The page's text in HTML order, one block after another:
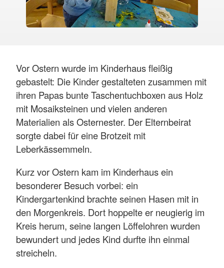
Vor Ostern wurde im Kinderhaus fleißig
gebastelt: Die Kinder gestalteten zusammen mit
ihren Papas bunte Taschentuchboxen aus Holz
mit Mosaiksteinen und vielen anderen
Materialien als Osternester. Der Elternbeirat
sorgte dabei für eine Brotzeit mit
Leberkässemmeln.
Kurz vor Ostern kam im Kinderhaus ein
besonderer Besuch vorbei: ein
Kindergartenkind brachte seinen Hasen mit in
den Morgenkreis. Dort hoppelte er neugierig im
Kreis herum, seine langen Löffelohren wurden
bewundert und jedes Kind durfte ihn einmal
streicheln.